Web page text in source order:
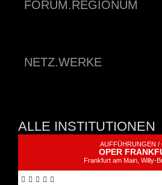
FORUM.REGIONUM
NETZ.WERKE
ALLE INSTITUTIONEN
AUFFÜHRUNGEN /
OPER
Frankfurt am Main, Willy-